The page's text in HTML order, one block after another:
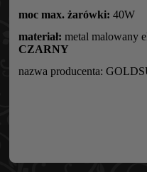
moc max. żarówki: 40W
materiał: metal malowany
CZARNY
nazwa producenta: